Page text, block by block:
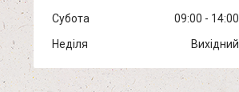
Субота
09:00
14:00
Неділя
Вихідний